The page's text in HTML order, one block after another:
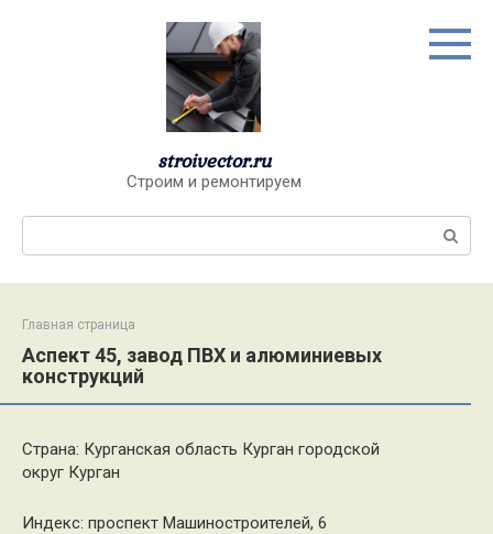
stroivector.ru
Строим и ремонтируем
Главная страница
Аспект 45, завод ПВХ и алюминиевых
конструкций
Страна: Курганская область Курган городской
округ Курган
Индекс: проспект Машиностроителей, 6